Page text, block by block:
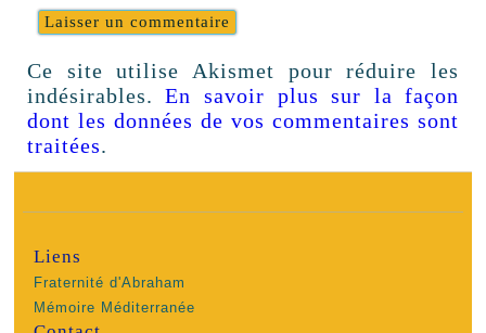
Ce site utilise Akismet pour réduire les
indésirables.En savoir plus sur la façon
dont les données de vos commentaires sont
traitées.
Liens
Fraternité d'Abraham
Mémoire Méditerranée